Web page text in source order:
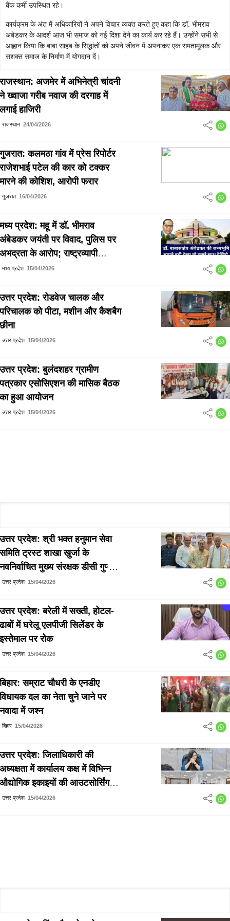
बैंक कर्मी उपस्थित रहे।
कार्यक्रम के अंत में अधिकारियों ने अपने विचार व्यक्त करते हुए कहा कि डॉ. भीमराव
अंबेडकर के आदर्श आज भी समाज को नई दिशा देने का कार्य कर रहे हैं। उन्होंने सभी से
आह्वान किया कि बाबा साहब के सिद्धांतों को अपने जीवन में अपनाकर एक समतामूलक और
सशक्त समाज के निर्माण में योगदान दें।
राजस्थान: अजमेर में अभिनेत्री चांदनी
ने ख्वाजा गरीब नवाज की दरगाह में
लगाई हाजिरी
राजस्थान 24/04/2026
गुजरात: कलमठा गांव में प्रेस रिपोर्टर
राजेशभाई पटेल की कार को टक्कर
मारने की कोशिश, आरोपी फरार
गुजरात 16/04/2026
मध्य प्रदेश: महू में डॉ. भीमराव
अंबेडकर जयंती पर विवाद, पुलिस पर
अभद्रता के आरोप; राष्ट्रव्यापी
आंदोलन की चेतावनी
मध्य प्रदेश 15/04/2026
उत्तर प्रदेश: रोडवेज चालक और
परिचालक को पीटा, मशीन और कैशबैग
छीना
उत्तर प्रदेश 15/04/2026
उत्तर प्रदेश: बुलंदशहर ग्रामीण
पत्रकार एसोसिएशन की मासिक बैठक
का हुआ आयोजन
उत्तर प्रदेश 15/04/2026
उत्तर प्रदेश: श्री भक्त हनुमान सेवा
समिति ट्रस्ट शाखा खुर्जा के
नवनिर्वाचित मुख्य संरक्षक डीसी गुप्ता
सर्वसम्मति से घोषित
उत्तर प्रदेश 15/04/2026
उत्तर प्रदेश: बरेली में सख्ती, होटल-
ढाबों में घरेलू एलपीजी सिलेंडर के
इस्तेमाल पर रोक
उत्तर प्रदेश 15/04/2026
बिहार: सम्राट चौधरी के एनडीए
विधायक दल का नेता चुने जाने पर
नवादा में जश्न
बिहार 15/04/2026
उत्तर प्रदेश: जिलाधिकारी की
अध्यक्षता में कार्यालय कक्ष में विभिन्न
औद्योगिक इकाइयों की आउटसोर्सिंग
एजेन्सी/संविदाकारों की बैठक सम्पन्न
उत्तर प्रदेश 15/04/2026